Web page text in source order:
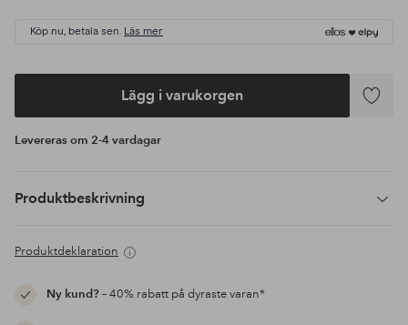
Köp nu, betala sen. Läs mer
Lägg i varukorgen
Lägg
Levereras om 2-4 vardagar
Produktbeskrivning
Produktdeklaration
Ny kund?– 40% rabatt på dyraste varan*